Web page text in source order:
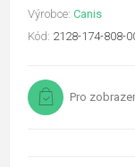
Výrobce: Canis
Kód: 2128-174-808-
Pro